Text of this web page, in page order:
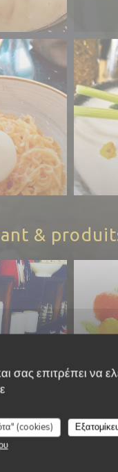
σας επιτρέπει να
(cookies)
&
le